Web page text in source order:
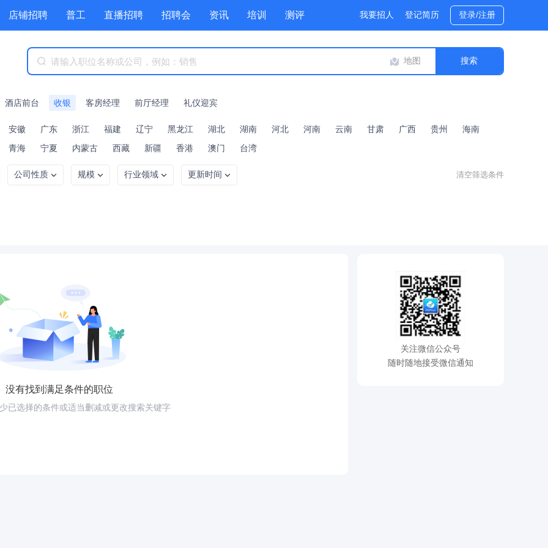
店铺招聘 普工 直播招聘 招聘会 资讯 培训 测评
商城 附近职位 工具箱 赏金招聘
我要招人 登记简历 登录/注册
地图
酒店前台 收银 客房经理 前厅经理 礼仪迎宾
安徽 广东 浙江 福建 辽宁 黑龙江 湖北 湖南 河北 河南 云南 甘肃 广西 贵州
海南
青海 宁夏 内蒙古 西藏 新疆 香港 澳门 台湾
公司性质 规模 行业领域 更新时间 清空筛选条件
没有找到满足条件的职位
已选择的条件或适当删减或更改搜索关键字
关注微信公众号
随时随地接受微信通知